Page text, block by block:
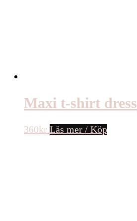
Maxi t-shirt dress
360kr Läs mer / Köp